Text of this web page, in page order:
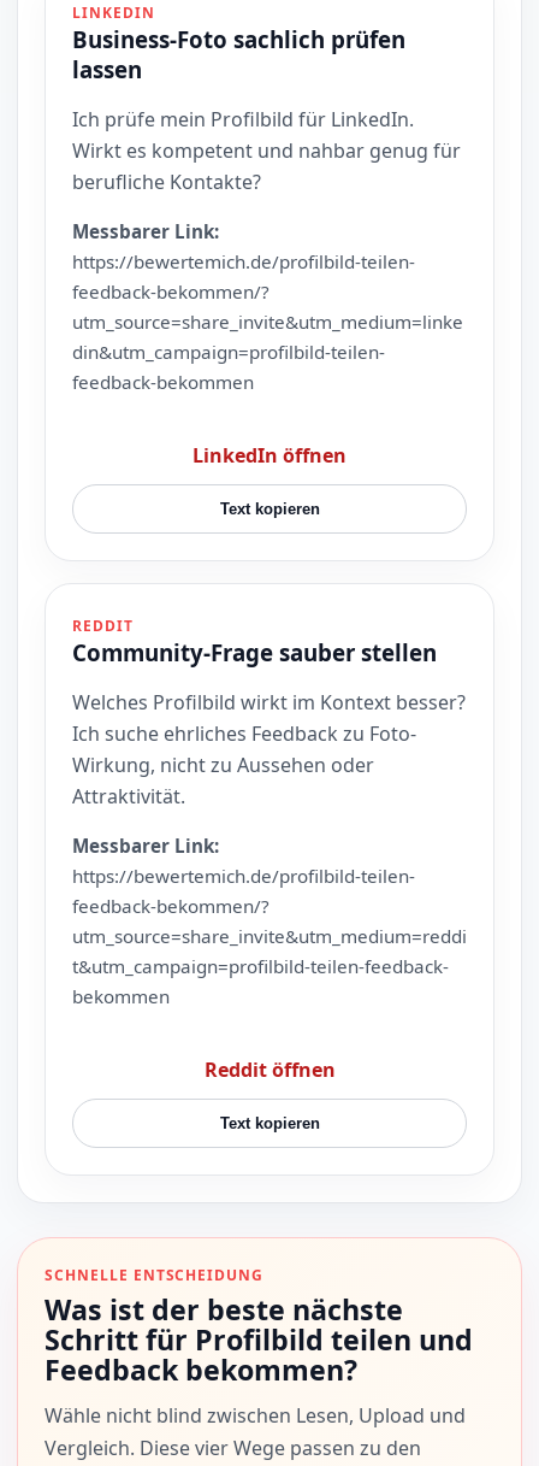
LINKEDIN
Business-Foto sachlich prüfen
lassen
Ich prüfe mein Profilbild für LinkedIn.
Wirkt es kompetent und nahbar genug für
berufliche Kontakte?
Messbarer Link:
https://bewertemich.de/profilbild-teilen-
feedback-bekommen/?
utm_source=share_invite&utm_medium=linke
din&utm_campaign=profilbild-teilen-
feedback-bekommen
LinkedIn öffnen
Text kopieren
REDDIT
Community-Frage sauber stellen
Welches Profilbild wirkt im Kontext besser?
Ich suche ehrliches Feedback zu Foto-
Wirkung, nicht zu Aussehen oder
Attraktivität.
Messbarer Link:
https://bewertemich.de/profilbild-teilen-
feedback-bekommen/?
utm_source=share_invite&utm_medium=reddi
t&utm_campaign=profilbild-teilen-feedback-
bekommen
Reddit öffnen
Text kopieren
SCHNELLE ENTSCHEIDUNG
Was ist der beste nächste
Schritt für Profilbild teilen und
Feedback bekommen?
Wähle nicht blind zwischen Lesen, Upload und
Vergleich. Diese vier Wege passen zu den